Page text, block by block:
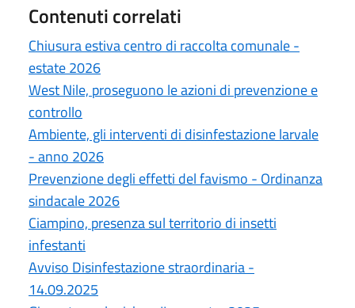
Contenuti correlati
Chiusura estiva centro di raccolta comunale -
estate 2026
West Nile, proseguono le azioni di prevenzione e
controllo
Ambiente, gli interventi di disinfestazione larvale
- anno 2026
Prevenzione degli effetti del favismo - Ordinanza
sindacale 2026
Ciampino, presenza sul territorio di insetti
infestanti
Avviso Disinfestazione straordinaria -
14.09.2025